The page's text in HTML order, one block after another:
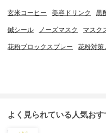
玄米コーヒー 美容ドリンク 黒
鍼シール ノーズマスク マスク
花粉ブロックスプレー 花粉対策
よく見られている人気お